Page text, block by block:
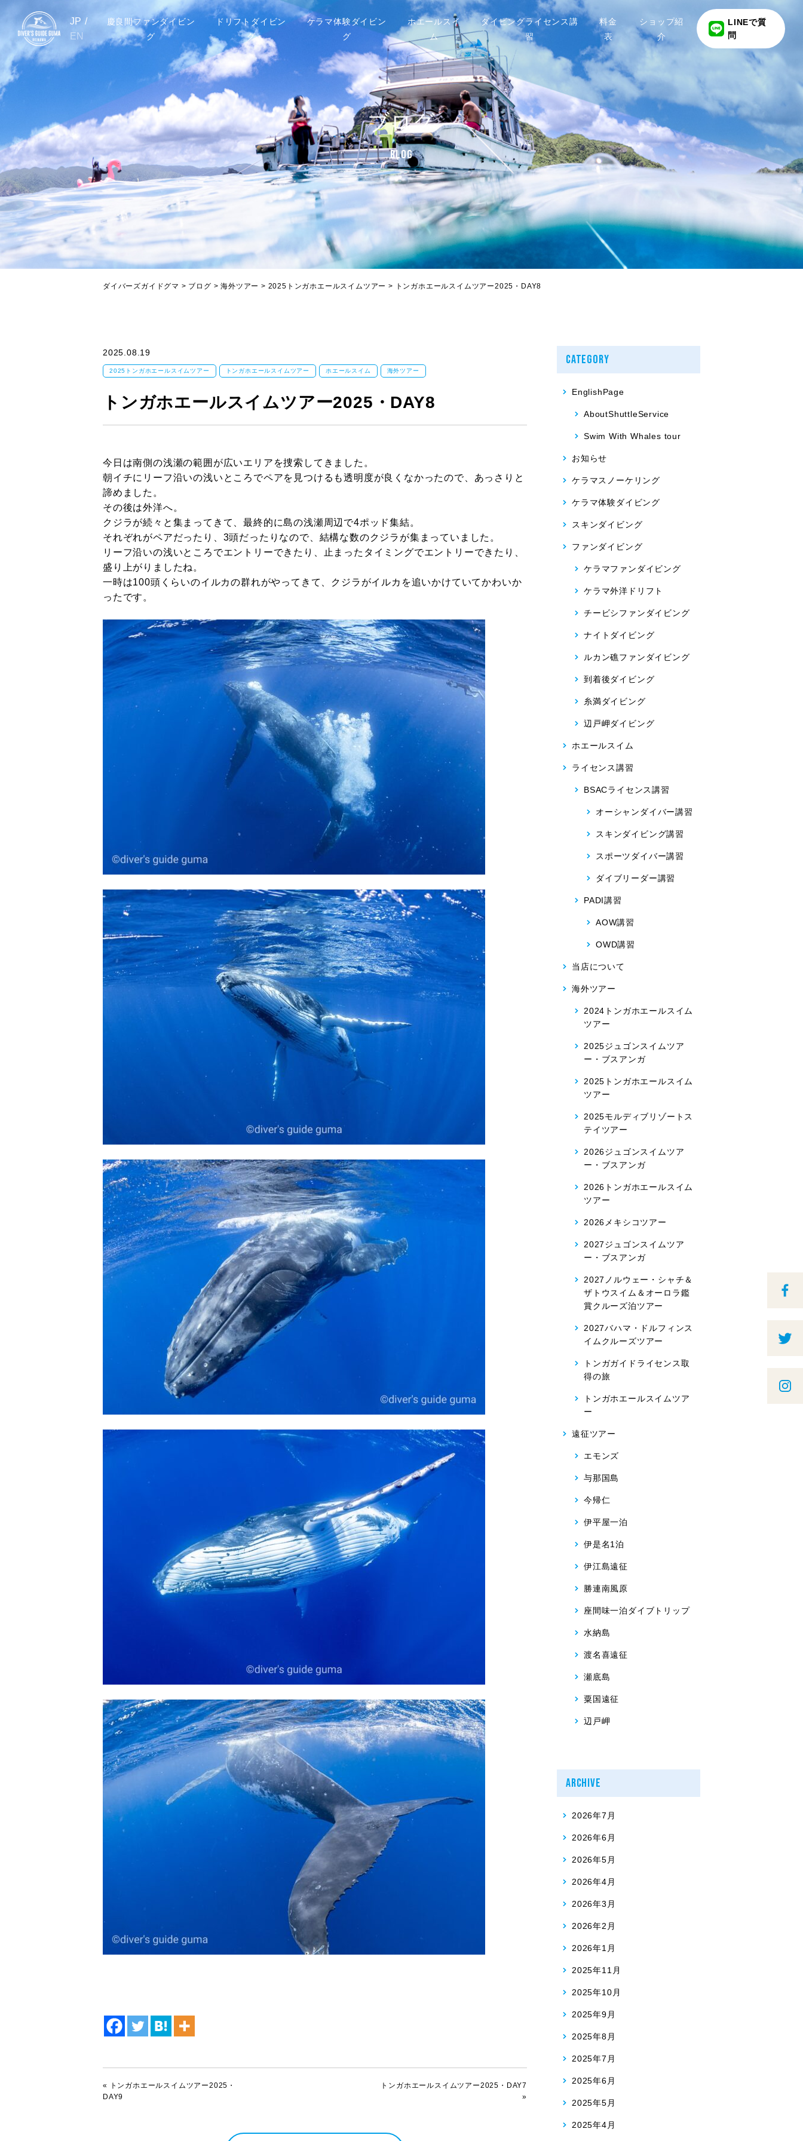
JP /
EN
慶良間ファンダイビン
グ
ドリフトダイビン
グ
ケラマ体験ダイビン
グ
ホエールスイ
ム
ダイビングライセンス講
習
料金
表
ショップ紹
介
LINEで質
問
ブログ
BLOG
ダイバーズガイドグマ > ブログ >海外ツアー > 2025トンガホエールスイムツアー > トンガホエールスイムツアー2025・DAY8
2025.08.19
2025トンガホエールスイムツアー トンガホエールスイムツアー ホエールスイム 海外ツアー
トンガホエールスイムツアー2025・DAY8
今日は南側の浅瀬の範囲が広いエリアを捜索してきました。
朝イチにリーフ沿いの浅いところでペアを見つけるも透明度が良くなかったので、あっさりと
諦めました。
その後は外洋へ。
クジラが続々と集まってきて、最終的に島の浅瀬周辺で4ポッド集結。
それぞれがペアだったり、3頭だったりなので、結構な数のクジラが集まっていました。
リーフ沿いの浅いところでエントリーできたり、止まったタイミングでエントリーできたり、
盛り上がりましたね。
一時は100頭くらいのイルカの群れがやってきて、クジラがイルカを追いかけていてかわいか
ったです。
«
トンガホエールスイムツアー2025・
DAY9
トンガホエールスイムツアー2025・DAY7
»
CATEGORY
EnglishPage
AboutShuttleService
Swim With Whales tour
お知らせ
ケラマスノーケリング
ケラマ体験ダイビング
スキンダイビング
ファンダイビング
ケラマファンダイビング
ケラマ外洋ドリフト
チービシファンダイビング
ナイトダイビング
ルカン礁ファンダイビング
到着後ダイビング
糸満ダイビング
辺戸岬ダイビング
ホエールスイム
ライセンス講習
BSACライセンス講習
オーシャンダイバー講習
スキンダイビング講習
スポーツダイバー講習
ダイブリーダー講習
PADI講習
AOW講習
OWD講習
当店について
海外ツアー
2024トンガホエールスイム
ツアー
2025ジュゴンスイムツア
ー・ブスアンガ
2025トンガホエールスイム
ツアー
2025モルディブリゾートス
テイツアー
2026ジュゴンスイムツア
ー・ブスアンガ
2026トンガホエールスイム
ツアー
2026メキシコツアー
2027ジュゴンスイムツア
ー・ブスアンガ
2027ノルウェー・シャチ＆
ザトウスイム＆オーロラ鑑
賞クルーズ泊ツアー
2027バハマ・ドルフィンス
イムクルーズツアー
トンガガイドライセンス取
得の旅
トンガホエールスイムツア
ー
遠征ツアー
エモンズ
与那国島
今帰仁
伊平屋一泊
伊是名1泊
伊江島遠征
勝連南風原
座間味一泊ダイブトリップ
水納島
渡名喜遠征
瀬底島
粟国遠征
辺戸岬
ARCHIVE
2026年7月
2026年6月
2026年5月
2026年4月
2026年3月
2026年2月
2026年1月
2025年11月
2025年10月
2025年9月
2025年8月
2025年7月
2025年6月
2025年5月
2025年4月